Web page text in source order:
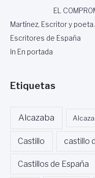
EL
Martínez, Escritor y
Escritores de España
In En portada
Etiquetas
Alcazaba
Castillo castillo
Castillos de España